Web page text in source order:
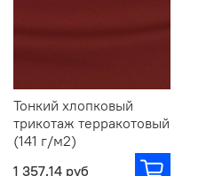
Тонкий хлопковый
трикотаж терракотовый
(141 г/м2)
1 357.14 руб